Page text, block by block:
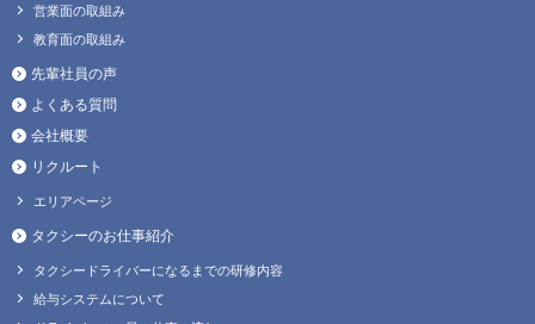
営業面の取組み
教育面の取組み
先輩社員の声
よくある質問
会社概要
リクルート
エリアページ
タクシーのお仕事紹介
タクシードライバーになるまでの研修内容
給与システムについて